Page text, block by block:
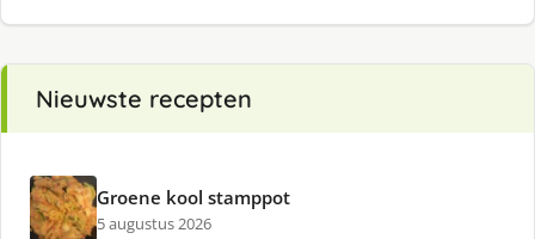
Nieuwste recepten
Groene kool stamppot
5 augustus 2026